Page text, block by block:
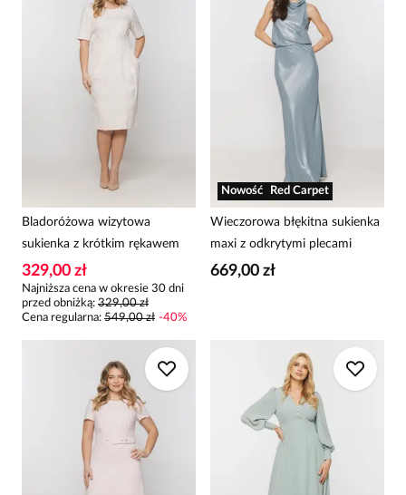
Bladoróżowa wizytowa
sukienka z krótkim rękawem
329,00 zł
Najniższa cena w okresie 30 dni
przed obniżką: 329,00 zł
Cena regularna: 549,00 zł -40%
Nowość Red Carpet
Wieczorowa błękitna sukienka
maxi z odkrytymi plecami
669,00 zł